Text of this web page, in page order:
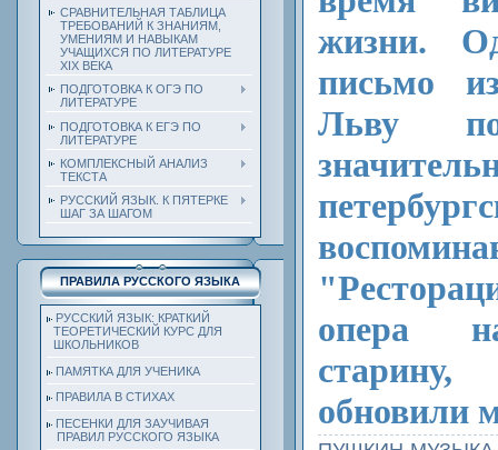
СРАВНИТЕЛЬНАЯ ТАБЛИЦА
ТРЕБОВАНИЙ К ЗНАНИЯМ,
УМЕНИЯМ И НАВЫКАМ
УЧАЩИХСЯ ПО ЛИТЕРАТУРЕ
ХIХ ВЕКА
ПОДГОТОВКА К ОГЭ ПО
ЛИТЕРАТУРЕ
ПОДГОТОВКА К ЕГЭ ПО
ЛИТЕРАТУРЕ
КОМПЛЕКСНЫЙ АНАЛИЗ
ТЕКСТА
РУССКИЙ ЯЗЫК. К ПЯТЕРКЕ
ШАГ ЗА ШАГОМ
ПРАВИЛА РУССКОГО ЯЗЫКА
РУССКИЙ ЯЗЫК: КРАТКИЙ
ТЕОРЕТИЧЕСКИЙ КУРС ДЛЯ
ШКОЛЬНИКОВ
ПАМЯТКА ДЛЯ УЧЕНИКА
ПРАВИЛА В СТИХАХ
ПЕСЕНКИ ДЛЯ ЗАУЧИВАЯ
ПРАВИЛ РУССКОГО ЯЗЫКА
жизни.
письмо
Льву
опера
обновили